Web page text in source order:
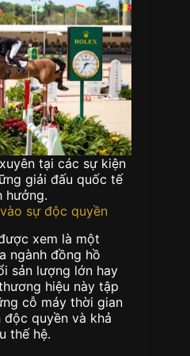
tại các sự kiện
giải đấu quốc tế
hưởng.
sự độc quyền
xem là một
ngành đồng hồ
sản lượng lớn hay
hiệu này tập
cỗ máy thời gian
quyền và khả
thế hệ.